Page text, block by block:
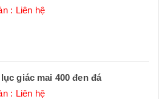
: Liên hệ
giác mai 400 đen đá
: Liên hệ